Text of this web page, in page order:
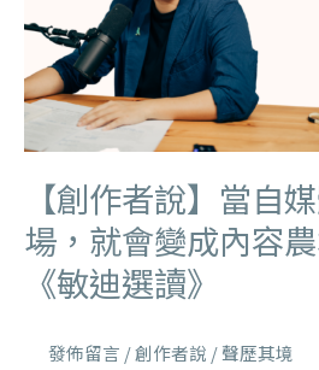
【創作者說】當自
場，就會變成內容
《敏迪選讀》
發佈留言 /創作者說 /聲歷其境